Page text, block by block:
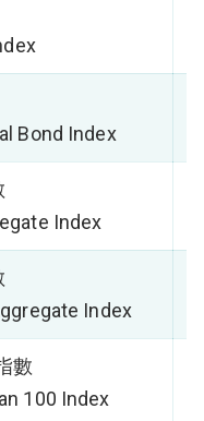
Bond Index
Index
Index
數
100 Index